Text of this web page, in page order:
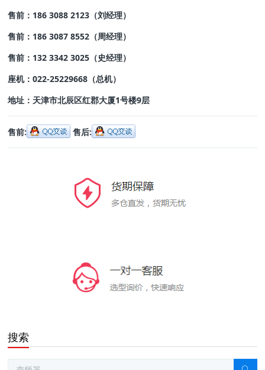
售前： 186 3088 2123（刘经理）
售前：186 3087 8552 （周经理）
售前：132 3342 3025 （史经理）
座机：022-25229668 （总机）
地址： 天津市北辰区红郡大厦1号楼9层
售前: 售后:
搜索